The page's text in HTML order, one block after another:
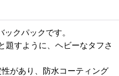
クパックです。
題すように、ヘビーなタフさ
があり、防水コーティング